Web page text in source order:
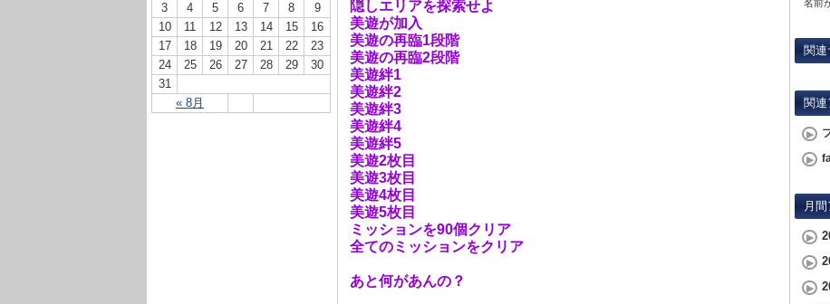
« 8月
3
4 5 6 7 8
9
10
11 12 13 14 15
16
17
18 19 20 21 22
23
24
25 26 27 28 29
30
31
隠しエリアを探索せよ
美遊が加入
美遊の再臨1段階
美遊の再臨2段階
美遊絆1
美遊絆2
美遊絆3
美遊絆4
美遊絆5
美遊2枚目
美遊3枚目
美遊4枚目
美遊5枚目
ミッションを90個クリア
全てのミッションをクリア
あと何があんの？
名前
関
関
月